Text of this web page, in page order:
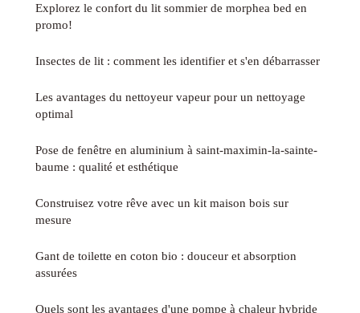
Explorez le confort du lit sommier de morphea bed en
promo!
Insectes de lit : comment les identifier et s'en débarrasser
Les avantages du nettoyeur vapeur pour un nettoyage
optimal
Pose de fenêtre en aluminium à saint-maximin-la-sainte-
baume : qualité et esthétique
Construisez votre rêve avec un kit maison bois sur
mesure
Gant de toilette en coton bio : douceur et absorption
assurées
Quels sont les avantages d'une pompe à chaleur hybride